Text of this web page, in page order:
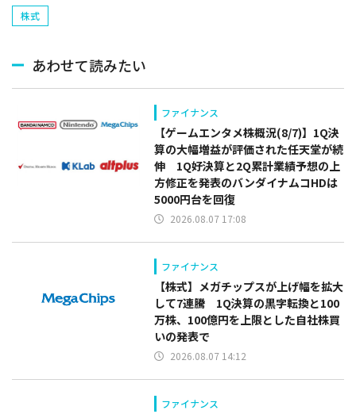
株式
あわせて読みたい
ファイナンス
【ゲームエンタメ株概況(8/7)】1Q決
算の大幅増益が評価された任天堂が続
伸 1Q好決算と2Q累計業績予想の上
方修正を発表のバンダイナムコHDは
5000円台を回復
2026.08.07 17:08
ファイナンス
【株式】メガチップスが上げ幅を拡大
して7連騰 1Q決算の黒字転換と100
万株、100億円を上限とした自社株買
いの発表で
2026.08.07 14:12
ファイナンス